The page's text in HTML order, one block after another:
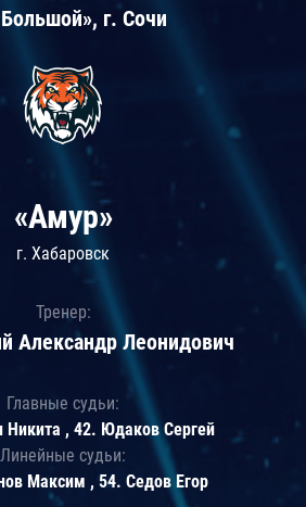
г. Сочи
«Амур»
г. Хабаровск
Тренер:
Александр Леонидович
Главные судьи:
Никита , 42. Юдаков Сергей
Линейные судьи:
Максим , 54. Седов Егор